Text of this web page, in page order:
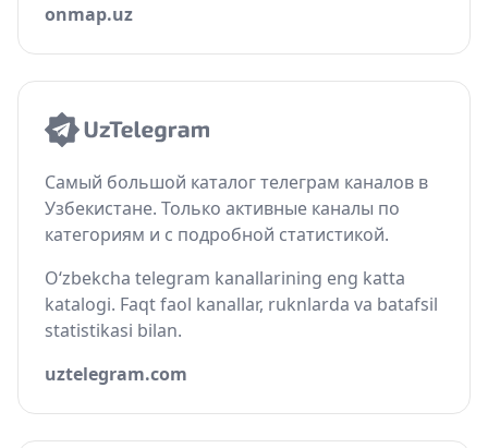
onmap.uz
Самый большой каталог телеграм каналов в
Узбекистане. Только активные каналы по
категориям и с подробной статистикой.
O‘zbekcha telegram kanallarining eng katta
katalogi. Faqt faol kanallar, ruknlarda va batafsil
statistikasi bilan.
uztelegram.com